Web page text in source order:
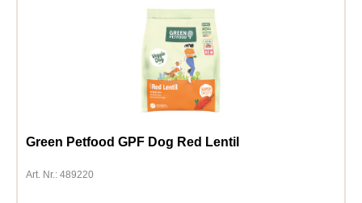
Green Petfood GPF Dog Red Lentil
Art. Nr.: 489220